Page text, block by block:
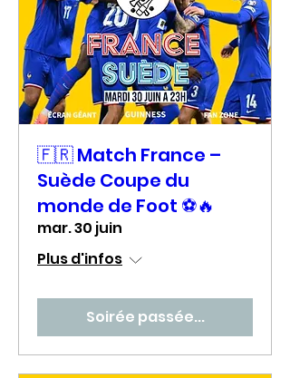
🇫🇷 Match France –
Suède Coupe du
monde de Foot ⚽🔥
mar. 30 juin
Plus d'infos
Soirée passée...